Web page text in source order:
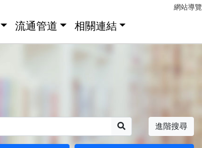
網站導覽
流通管道 相關連結
進階搜尋